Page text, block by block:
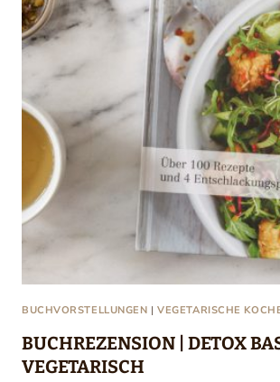
BUCHVORSTELLUNGEN |VEGETARISCHE
BUCHREZENSION | DETOX
VEGETARISCH